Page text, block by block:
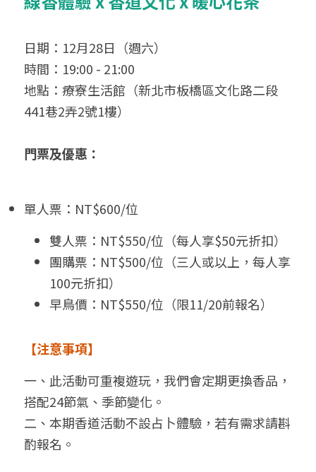
日期：12月28日（週六）
時間：19:00 - 21:00
地點：療寮生活館（新北市板橋區文化路二段
441巷2弄2號1樓）
門票及優惠：
單人票：NT$600/位
雙人票：NT$550/位（每人享$50元折扣）
團購票：NT$500/位（三人或以上，每人享
100元折扣）
早鳥價：NT$550/位（限11/20前報名）
【注意事項】
一、此活動可重複遊玩，我們會定期更換香品，
搭配24節氣、季節變化。
二、本期香道活動不設占卜體驗，若有需求請斟
酌報名。